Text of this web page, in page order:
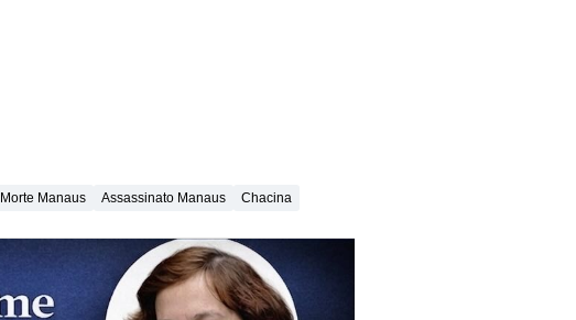
Morte Manaus Assassinato Manaus
Chacina